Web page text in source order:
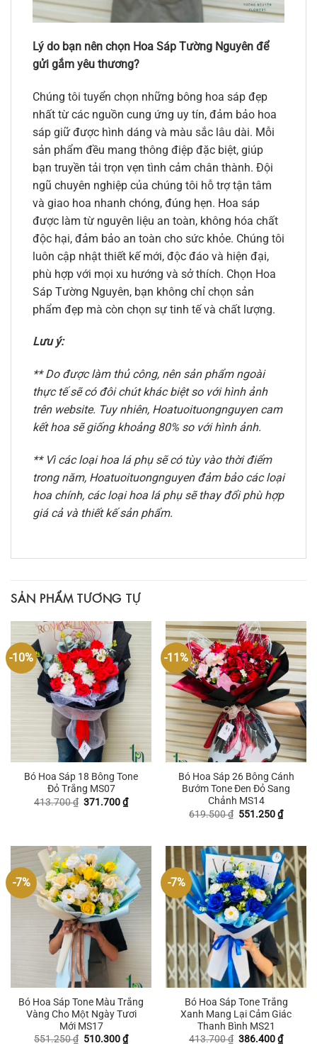
Lý do bạn nên chọn Hoa Sáp Tường Nguyên để
gửi gắm yêu thương?
Chúng tôi tuyển chọn những bông hoa sáp đẹp
nhất từ các nguồn cung ứng uy tín, đảm bảo hoa
sáp giữ được hình dáng và màu sắc lâu dài. Mỗi
sản phẩm đều mang thông điệp đặc biệt, giúp
bạn truyền tải trọn vẹn tình cảm chân thành. Đội
ngũ chuyên nghiệp của chúng tôi hỗ trợ tận tâm
và giao hoa nhanh chóng, đúng hẹn. Hoa sáp
được làm từ nguyên liệu an toàn, không hóa chất
độc hại, đảm bảo an toàn cho sức khỏe. Chúng tôi
luôn cập nhật thiết kế mới, độc đáo và hiện đại,
phù hợp với mọi xu hướng và sở thích. Chọn Hoa
Sáp Tường Nguyên, bạn không chỉ chọn sản
phẩm đẹp mà còn chọn sự tinh tế và chất lượng.
Lưu ý:
** Do được làm thủ công, nên sản phẩm ngoài
thực tế sẽ có đôi chút khác biệt so với hình ảnh
trên website. Tuy nhiên, Hoatuoituongnguyen cam
kết hoa sẽ giống khoảng 80% so với hình ảnh.
** Vì các loại hoa lá phụ sẽ có tùy vào thời điểm
trong năm, Hoatuoituongnguyen đảm bảo các loại
hoa chính, các loại hoa lá phụ sẽ thay đổi phù hợp
giá cả và thiết kế sản phẩm.
SẢN PHẨM TƯƠNG TỰ
-10%
Bó Hoa Sáp 18 Bông Tone
Đỏ Trắng MS07
413.700₫ Giá
371.700₫Giá
hiện
-11%
Bó Hoa Sáp 26 Bông Cánh
Bướm Tone Đen Đỏ Sang
Chảnh MS14
619.500₫ Giá
551.250₫Giá
hiện
-7%
Bó Hoa Sáp Tone Màu Trắng
Vàng Cho Một Ngày Tươi
Mới MS17
551.250₫ Giá
510.300₫Giá
-7%
Bó Hoa Sáp Tone Trắng
Xanh Mang Lại Cảm Giác
Thanh Bình MS21
413.700₫ Giá
386.400₫Giá